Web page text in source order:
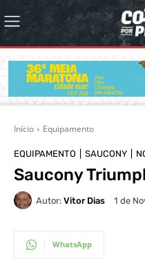
Início Equipamento
EQUIPAMENTO SAUCONY
Saucony
Autor: Vitor Dias 1 de
WhatsApp